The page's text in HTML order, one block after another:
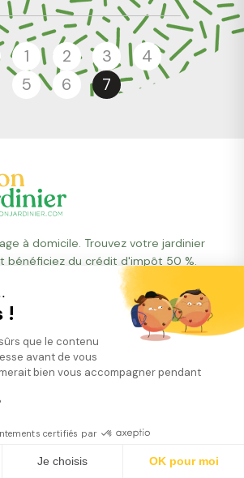
!
que le contenu
avant de vous
bien vous accompagner pendant
certifiés par
Je choisis OK pour moi
Trouver mon jardinier
1 2 3
4
5
6 7
à domicile. Trouvez votre jardinier
bénéficiez du crédit d'impôt 50 %.
4,7/5